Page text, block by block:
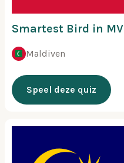
Smartest Bird in MV
Maldiven
Speel deze quiz